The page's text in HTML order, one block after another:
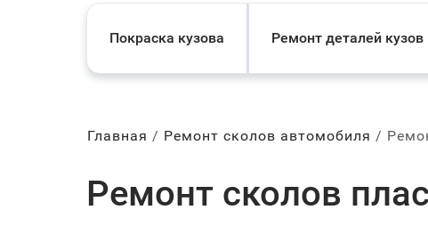
Покраска кузова Ремонт деталей кузов
Главная Ремонт сколов автомобиля
Ремонт сколов